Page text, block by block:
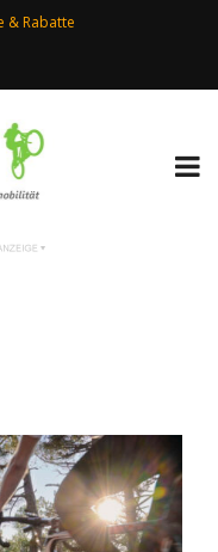
& Rabatte